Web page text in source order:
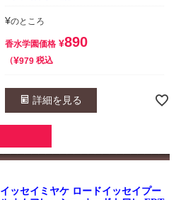
¥のところ
香水学園価格 ¥890
¥979 税込
詳細を見る
イッセイミヤケ ロードイッセイプー